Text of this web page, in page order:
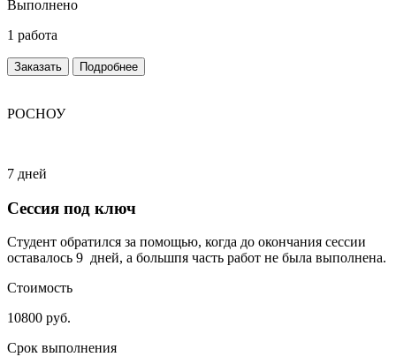
Выполнено
1 работа
Заказать Подробнее
РОСНОУ
7 дней
Сессия под ключ
Студент обратился за помощью, когда до окончания сессии
оставалось 9 дней, а большпя часть работ не была выполнена.
Стоимость
10800 руб.
Срок выполнения